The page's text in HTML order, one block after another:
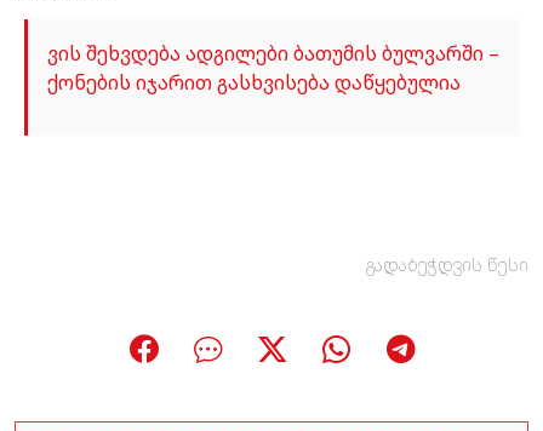
ვის შეხვდება ადგილები ბათუმის ბულვარში –
ქონების იჯარით გასხვისება დაწყებულია
გადაბეჭდვის წესი